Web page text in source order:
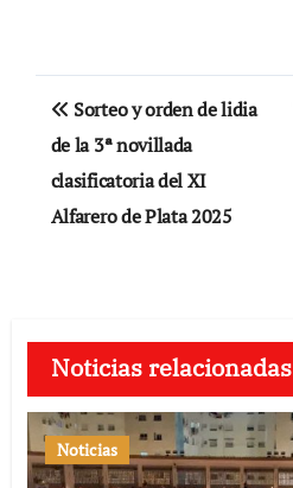
Navegación
de
entradas
Sorteo y orden de lidia
de la 3ª novillada
clasificatoria del XI
Alfarero de Plata 2025
Noticias relacionadas
Noticias